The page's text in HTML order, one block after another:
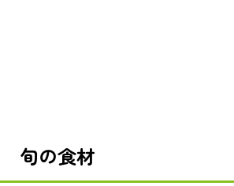
旬の食材